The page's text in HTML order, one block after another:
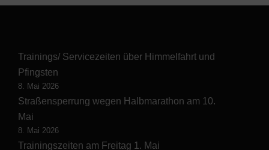
Trainings/ Servicezeiten über Himmelfahrt und
Pfingsten
8. Mai 2026
Straßensperrung wegen Halbmarathon am 10.
Mai
8. Mai 2026
Trainingszeiten am Freitag 1. Mai